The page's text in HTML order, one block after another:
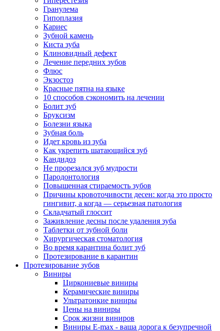
Гранулема
Гипоплазия
Кариес
Зубной камень
Киста зуба
Клиновидный дефект
Лечение передних зубов
Флюс
Экзостоз
Красные пятна на языке
10 способов сэкономить на лечении
Болит зуб
Бруксизм
Болезни языка
Зубная боль
Идет кровь из зуба
Как укрепить шатающийся зуб
Кандидоз
Не прорезался зуб мудрости
Пародонтология
Повышенная стираемость зубов
Причины кровоточивости десен: когда это просто
гингивит, а когда — серьезная патология
Складчатый глоссит
Заживление десны после удаления зуба
Таблетки от зубной боли
Хирургическая стоматология
Во время карантина болит зуб
Протезирование в карантин
Протезирование зубов
Виниры
Циркониевые виниры
Керамические виниры
Ультратонкие виниры
Цены на виниры
Срок жизни виниров
Виниры E-max - ваша дорога к безупречной